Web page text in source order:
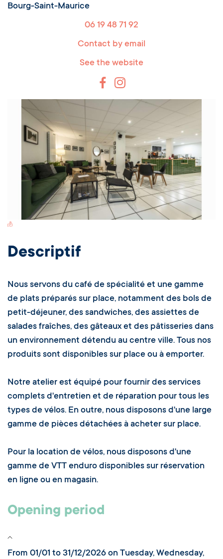
Bourg-Saint-Maurice
06 19 48 71 92
Contact by email
See the website
Switch Carte/Photos
Descriptif
Nous servons du café de spécialité et une gamme
de plats préparés sur place, notamment des bols de
petit-déjeuner, des sandwiches, des assiettes de
salades fraîches, des gâteaux et des pâtisseries dans
un environnement détendu au centre ville. Tous nos
produits sont disponibles sur place ou à emporter.
Notre atelier est équipé pour fournir des services
complets d'entretien et de réparation pour tous les
types de vélos. En outre, nous disposons d'une large
gamme de pièces détachées à acheter sur place.
Pour la location de vélos, nous disposons d'une
gamme de VTT enduro disponibles sur réservation
en ligne ou en magasin.
Opening period
From 01/01 to 31/12/2026 on Tuesday, Wednesday,